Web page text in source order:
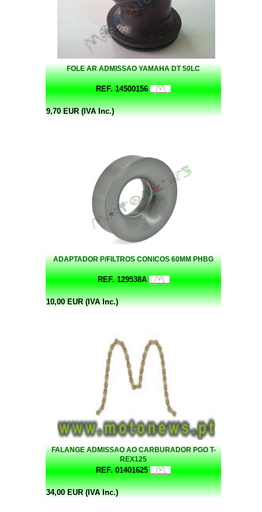
FOLE AR ADMISSAO YAMAHA DT 50LC
REF. 14500156
9,70 EUR (IVA Inc.)
ADAPTADOR P/FILTROS CONICOS 60MM PHBG
REF. 129538A
10,00 EUR (IVA Inc.)
FALANGE ADMISSAO AO CARBURADOR PGO T-
REX125
REF. 01401625
34,00 EUR (IVA Inc.)